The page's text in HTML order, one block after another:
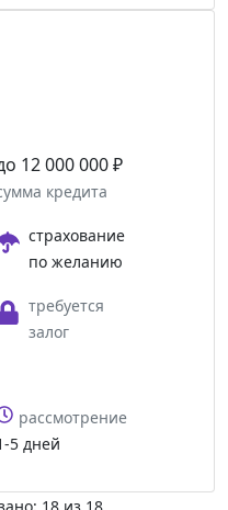
12 000 000 ₽
кредита
страхование
по желанию
требуется
залог
рассмотрение
5 дней